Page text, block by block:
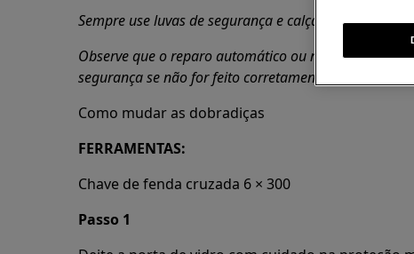
Sempre use luvas de segurança e calçados fechados.
Observe que o reparo automático ou não
segurança se não for feito corretamente
Como mudar as dobradiças
FERRAMENTAS:
Chave de fenda cruzada 6 × 300
Passo 1